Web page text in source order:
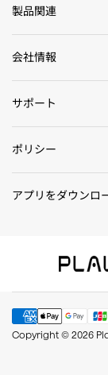
製品関連
会社情報
サポート
ポリシー
アプリをダウンロ
Copyright © 2026